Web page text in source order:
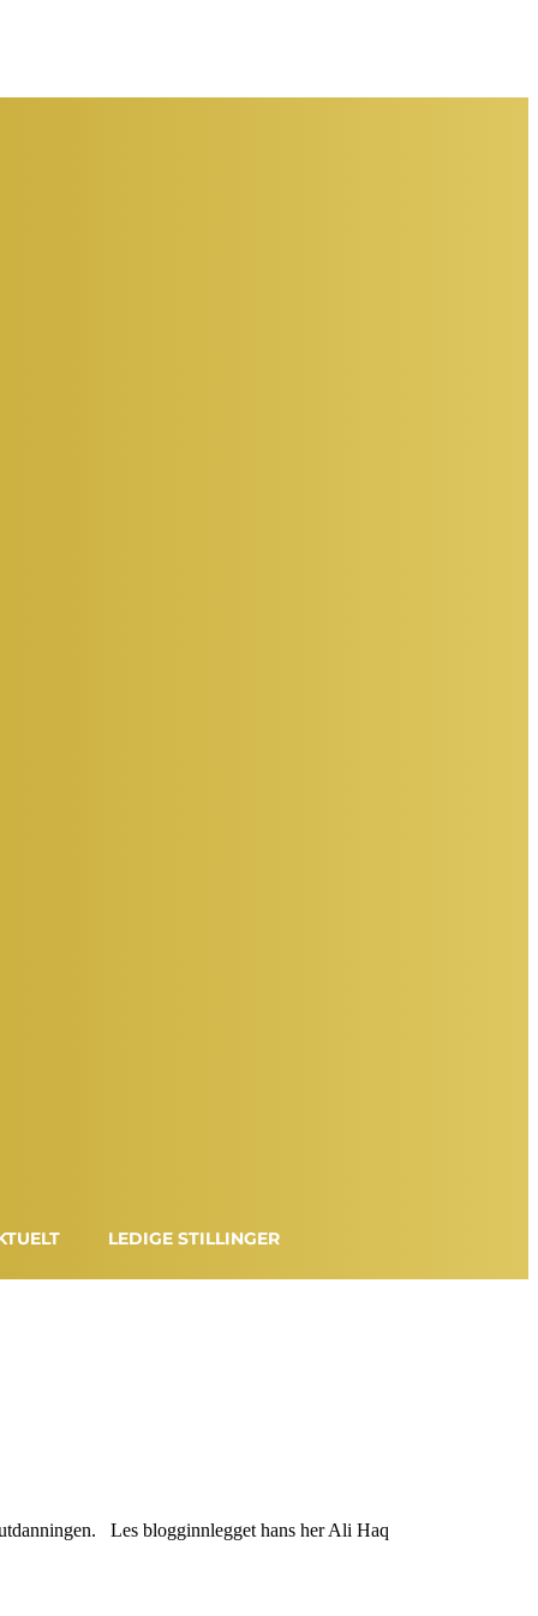
LEDIGE STILLINGER
Les blogginnlegget hans her Ali Haq